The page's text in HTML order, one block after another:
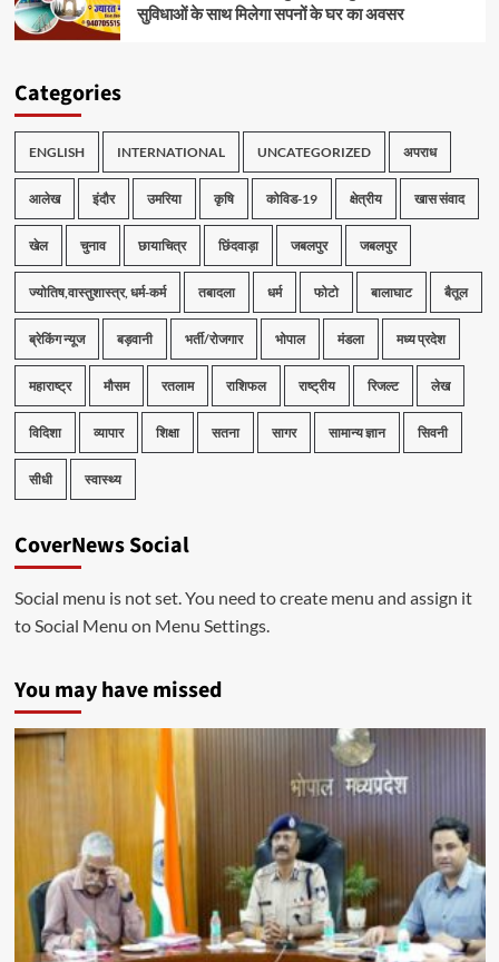
सुविधाओं के साथ मिलेगा सपनों के घर का अवसर
Categories
ENGLISH INTERNATIONAL UNCATEGORIZED अपराध
आलेख इंदौर उमरिया कृषि कोविड-19 क्षेत्रीय खास संवाद
खेल चुनाव छायाचित्र छिंदवाड़ा जबलपुर जबलपुर
ज्योतिष,वास्तुशास्त्र, धर्म-कर्म तबादला धर्म फोटो बालाघाट बैतूल
ब्रेकिंग न्यूज बड़वानी भर्ती/रोजगार भोपाल मंडला मध्य प्रदेश
महाराष्ट्र मौसम रतलाम राशिफल राष्ट्रीय रिजल्ट लेख
विदिशा व्यापार शिक्षा सतना सागर सामान्य ज्ञान सिवनी
सीधी स्वास्थ्य
CoverNews Social
Social menu is not set. You need to create menu and assign it
to Social Menu on Menu Settings.
You may have missed